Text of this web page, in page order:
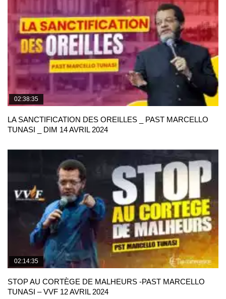
02:38:35
LA SANCTIFICATION DES OREILLES _ PAST MARCELLO
TUNASI _ DIM 14 AVRIL 2024
02:14:35
STOP AU CORTÈGE DE MALHEURS -PAST MARCELLO
TUNASI – VVF 12 AVRIL 2024